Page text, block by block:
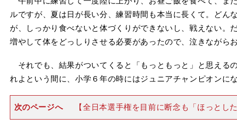
ルですが、夏は日が長い分、練習時間も本当に長くて。どん
が、しっかり食べないと体づくりができないし、戦えない。
増やして体をどっしりさせる必要があったので、泣きながら
それでも、結果がついてくると「もっともっと」と思える
れよという間に、小学６年の時にはジュニアチャンピオンに
次のページへ
【全日本選手権を目前に断念も「ほっとし
全日本選手権の出場枠も獲得されたそうですが、大会には出
G 、